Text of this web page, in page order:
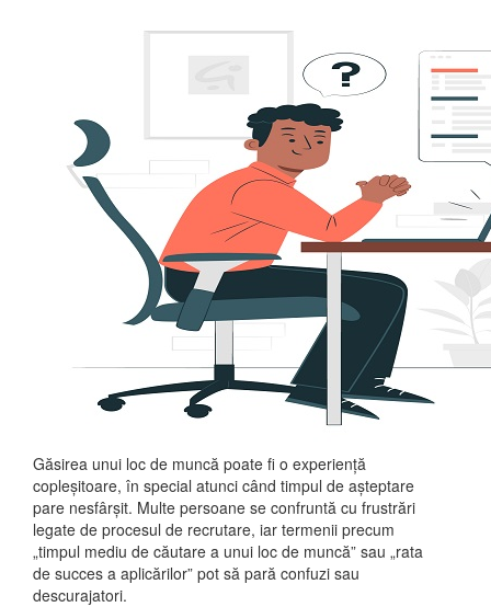
Găsirea unui loc de muncă poate fi o experiență
copleșitoare, în special atunci când timpul de așteptare
pare nesfârșit. Multe persoane se confruntă cu frustrări
legate de procesul de recrutare, iar termenii precum
„timpul mediu de căutare a unui loc de muncă” sau „rata
de succes a aplicărilor” pot să pară confuzi sau
descurajatori.